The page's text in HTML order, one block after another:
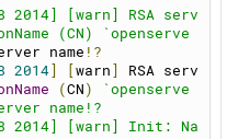
2014] [warn] RSA serv
(CN) `openserve
name !?
2014 warn
RSA serv
(CN )
`openserve
name!?
2014] [warn] Init: Na